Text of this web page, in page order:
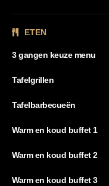
ETEN
3 gangen keuze menu
Tafelgrillen
Tafelbarbecueën
Warm en koud buffet 1
Warm en koud buffet 2
Warm en koud buffet 3